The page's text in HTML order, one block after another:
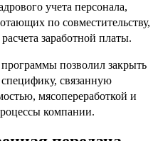
учета персонала,
по совместительству,
заработной платы.
позволил закрыть
связанную
мясопереработкой и
компании.